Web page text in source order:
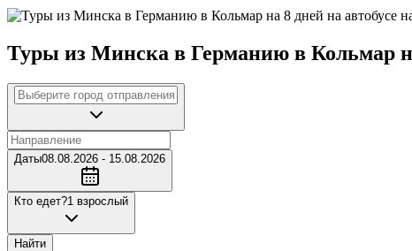
Туры из Минска в Германию в Кольмар
Даты08.08.2026 - 15.08.2026
Кто едет?1 взрослый
Найти